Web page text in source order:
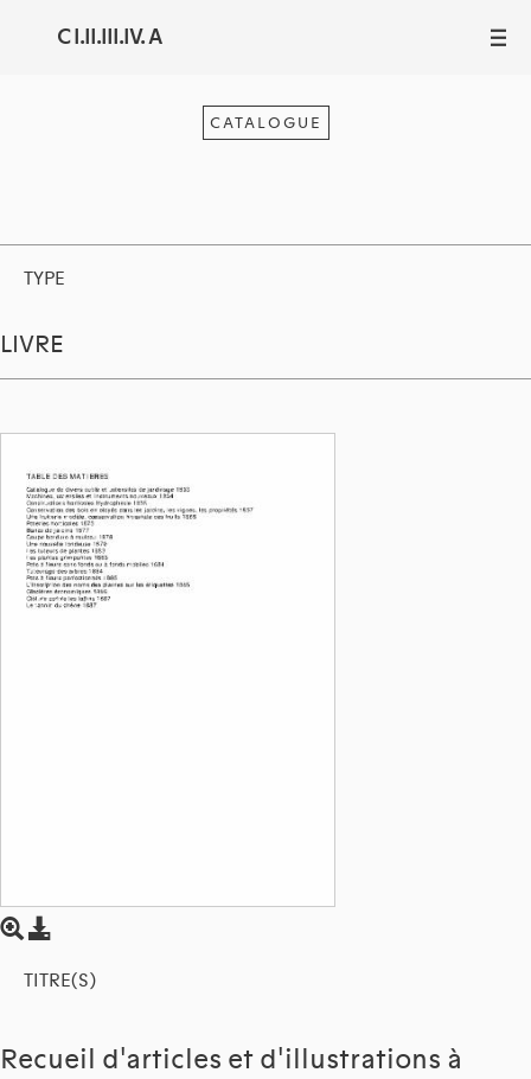
C I.II.III.IV. A III
CATALOGUE
TYPE
LIVRE
TITRE(S)
Recueil d'articles et d'illustrations à